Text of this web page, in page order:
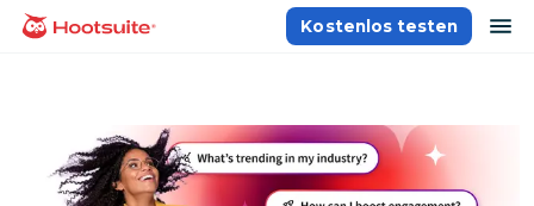
Direkt
zumHomepage
Kostenlos testen